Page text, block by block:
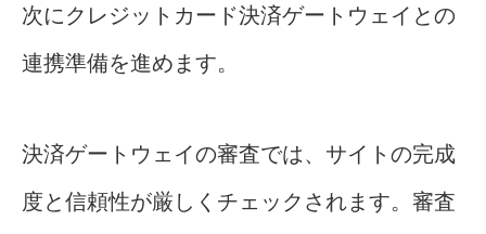
次にクレジットカード決済ゲートウェイとの
連携準備を進めます。
決済ゲートウェイの審査では、サイトの完成
度と信頼性が厳しくチェックされます。審査